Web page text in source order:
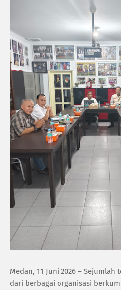
Medan, 11 Juni 2026 – Sejumlah
dari berbagai organisasi